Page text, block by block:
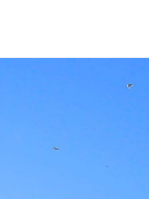
BROCHURE